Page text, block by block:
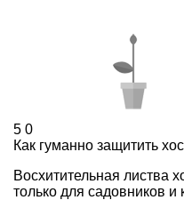
5 0
Как гуманно защитить
Восхитительная листва
только для садовников